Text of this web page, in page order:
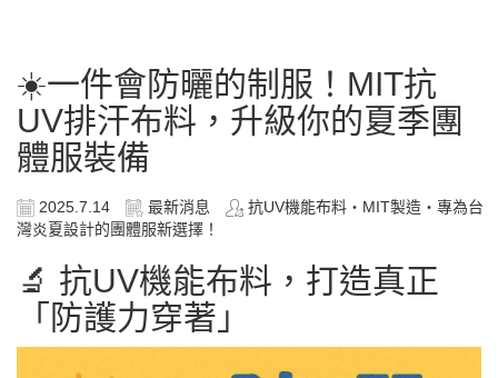
☀️一件會防曬的制服！MIT抗
UV排汗布料，升級你的夏季團
體服裝備
2025.7.14 最新消息
抗UV機能布料・MIT製造・專為台
灣炎夏設計的團體服新選擇！
🔬 抗UV機能布料，打造真正
「防護力穿著」